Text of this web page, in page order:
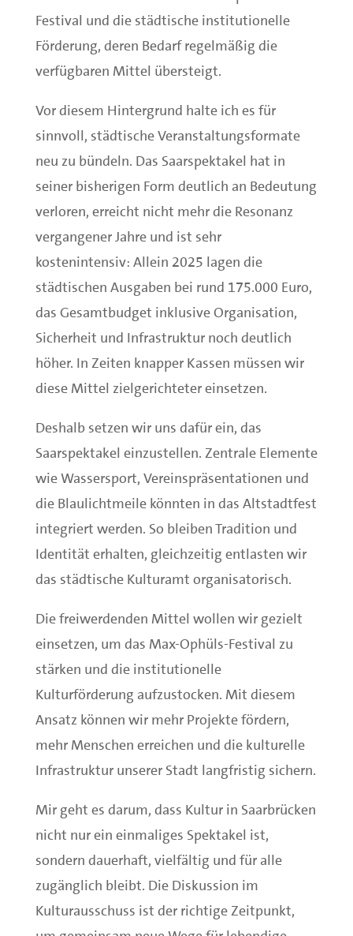
Festival und die städtische institutionelle
Förderung, deren Bedarf regelmäßig die
verfügbaren Mittel übersteigt.
Vor diesem Hintergrund halte ich es für
sinnvoll, städtische Veranstaltungsformate
neu zu bündeln. Das Saarspektakel hat in
seiner bisherigen Form deutlich an Bedeutung
verloren, erreicht nicht mehr die Resonanz
vergangener Jahre und ist sehr
kostenintensiv: Allein 2025 lagen die
städtischen Ausgaben bei rund 175.000 Euro,
das Gesamtbudget inklusive Organisation,
Sicherheit und Infrastruktur noch deutlich
höher. In Zeiten knapper Kassen müssen wir
diese Mittel zielgerichteter einsetzen.
Deshalb setzen wir uns dafür ein, das
Saarspektakel einzustellen. Zentrale Elemente
wie Wassersport, Vereinspräsentationen und
die Blaulichtmeile könnten in das Altstadtfest
integriert werden. So bleiben Tradition und
Identität erhalten, gleichzeitig entlasten wir
das städtische Kulturamt organisatorisch.
Die freiwerdenden Mittel wollen wir gezielt
einsetzen, um das Max-Ophüls-Festival zu
stärken und die institutionelle
Kulturförderung aufzustocken. Mit diesem
Ansatz können wir mehr Projekte fördern,
mehr Menschen erreichen und die kulturelle
Infrastruktur unserer Stadt langfristig sichern.
Mir geht es darum, dass Kultur in Saarbrücken
nicht nur ein einmaliges Spektakel ist,
sondern dauerhaft, vielfältig und für alle
zugänglich bleibt. Die Diskussion im
Kulturausschuss ist der richtige Zeitpunkt,